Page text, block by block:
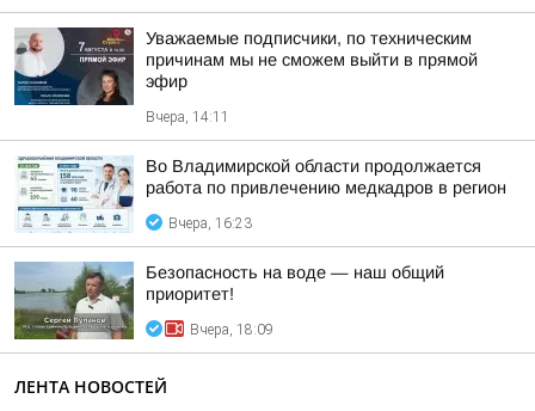
Уважаемые подписчики, по техническим
причинам мы не сможем выйти в прямой
эфир
Вчера, 14:11
Во Владимирской области продолжается
работа по привлечению медкадров в регион
Вчера, 16:23
Безопасность на воде — наш общий
приоритет!
Вчера, 18:09
ЛЕНТА НОВОСТЕЙ